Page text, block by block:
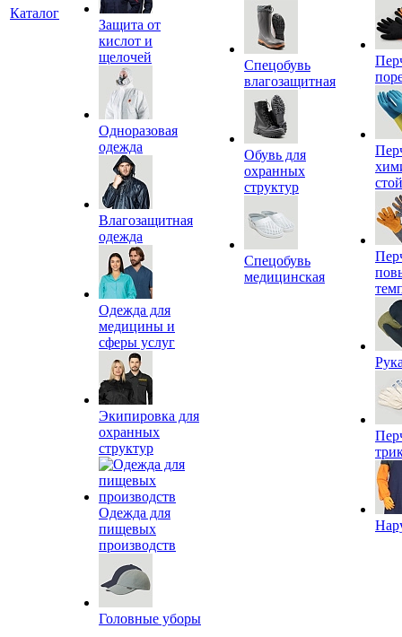
Каталог
Защита от
кислот и
щелочей
Одноразовая
одежда
Влагозащитная
одежда
Одежда для
медицины и
сферы услуг
Экипировка для
охранных
структур
Одежда для
пищевых
производств
Головные уборы
Спецобувь
влагозащитная
Обувь для
охранных
структур
Спецобувь
медицинская